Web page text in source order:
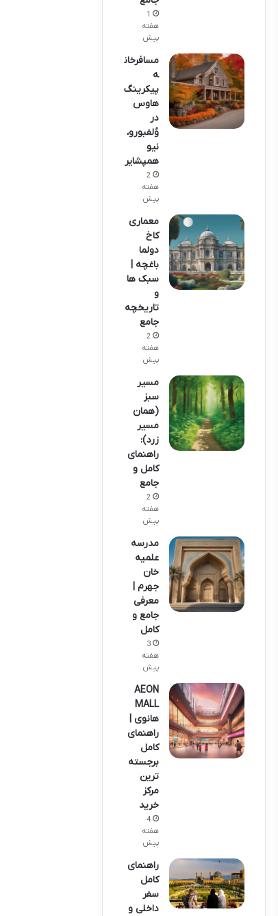
1
هفته
پیش
مسافرخان
ه
پیکرینگ
هاوس
در
وُلفبورو،
نیو
همپشایر
2
هفته
پیش
معماری
کاخ
دولما
باغچه |
سبک ها
و
تاریخچه
جامع
2
هفته
پیش
مسیر
سبز
(همان
مسیر
زرد):
راهنمای
کامل و
جامع
2
هفته
پیش
مدرسه
علمیه
خان
جهرم |
معرفی
جامع و
کامل
3
هفته
پیش
AEON
MALL
هانوی |
راهنمای
کامل
برجسته
ترین
مرکز
خرید
4
هفته
پیش
راهنمای
کامل
سفر
داخلی و